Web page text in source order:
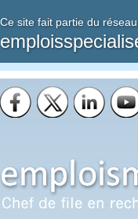
Ce site fait partie du